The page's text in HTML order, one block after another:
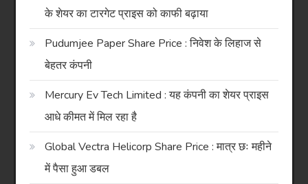
के शेयर का टारगेट प्राइस को काफी बढ़ाया
Pudumjee Paper Share Price : निवेश के लिहाज से
बेहतर कंपनी
Mercury Ev Tech Limited : यह कंपनी का शेयर प्राइस
आधे कीमत में मिल रहा है
Global Vectra Helicorp Share Price : मात्र छः महीने
में पैसा हुआ डबल